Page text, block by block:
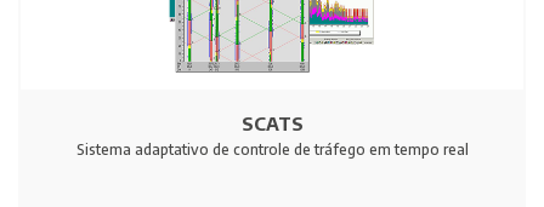
SCATS
Sistema adaptativo de controle de tráfego em tempo real